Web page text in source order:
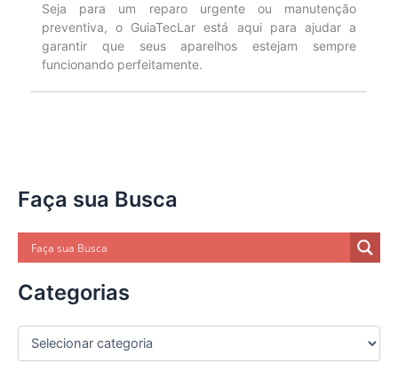
Seja para um reparo urgente ou manutenção
preventiva, o GuiaTecLar está aqui para ajudar a
garantir que seus aparelhos estejam sempre
funcionando perfeitamente.
Faça sua Busca
Categorias
C